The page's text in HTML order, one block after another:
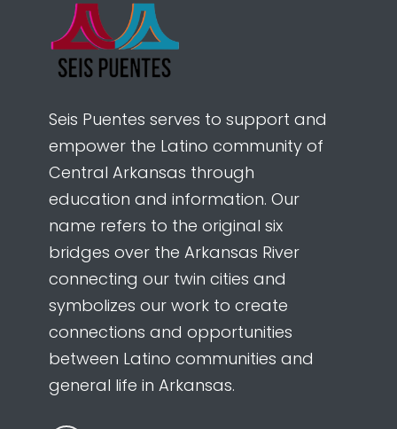
Seis Puentes serves to support and
empower the Latino community of
Central Arkansas through
education and information. Our
name refers to the original six
bridges over the Arkansas River
connecting our twin cities and
symbolizes our work to create
connections and opportunities
between Latino communities and
general life in Arkansas.